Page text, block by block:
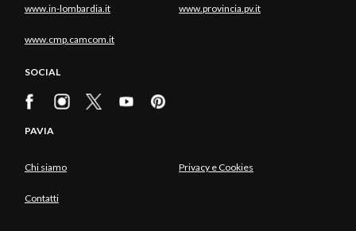
www.in-lombardia.it www.provincia.pv.it
www.cmp.camcom.it
SOCIAL
PAVIA
Chi siamo Privacy e Cookies
Contatti